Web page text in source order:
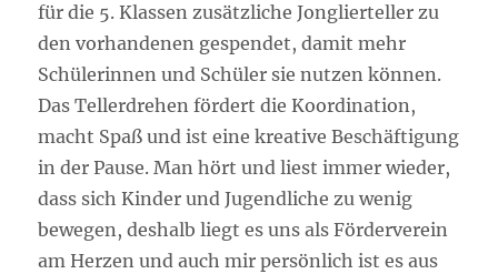
für die 5. Klassen zusätzliche Jonglierteller zu
den vorhandenen gespendet, damit mehr
Schülerinnen und Schüler sie nutzen können.
Das Tellerdrehen fördert die Koordination,
macht Spaß und ist eine kreative Beschäftigung
in der Pause. Man hört und liest immer wieder,
dass sich Kinder und Jugendliche zu wenig
bewegen, deshalb liegt es uns als Förderverein
am Herzen und auch mir persönlich ist es aus